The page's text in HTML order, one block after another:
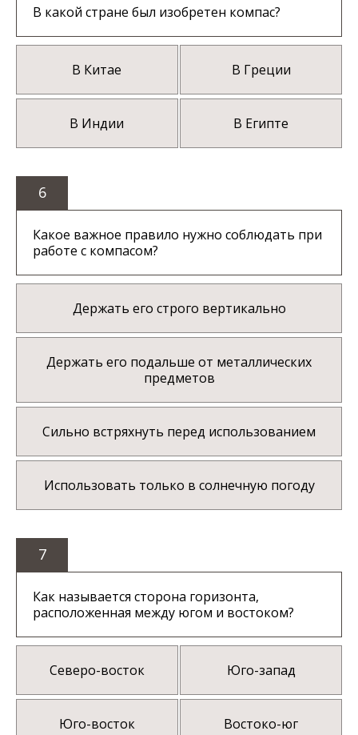
В какой стране был изобретен компас?
В Китае В Греции
В Индии В Египте
6
Какое важное правило нужно соблюдать при
работе с компасом?
Держать его строго вертикально
Держать его подальше от металлических
предметов
Сильно встряхнуть перед использованием
Использовать только в солнечную погоду
7
Как называется сторона горизонта,
расположенная между югом и востоком?
Северо-восток Юго-запад
Юго-восток Востоко-юг